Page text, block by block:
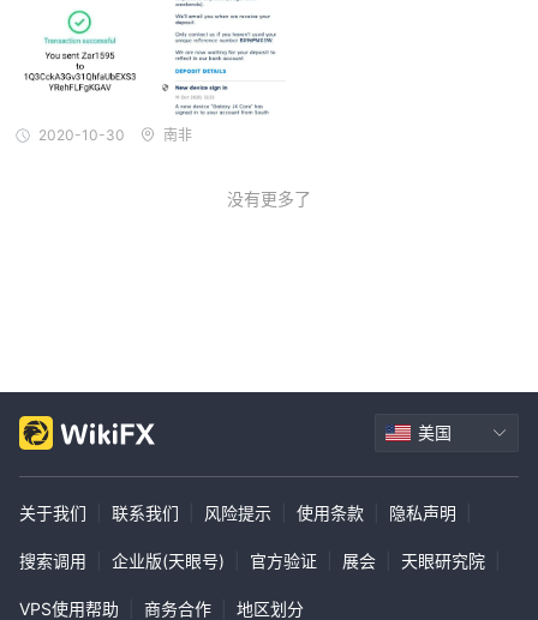
2020-10-30 南非
没有更多了
美国
关于我们 联系我们 风险提示 使用条款 隐私声明
搜索调用 企业版(天眼号) 官方验证 展会 天眼研究院
VPS使用帮助 商务合作 地区划分